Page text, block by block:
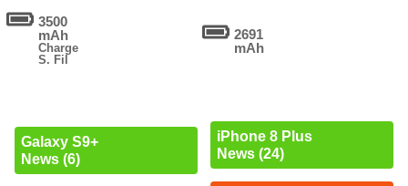
3500
mAh
Charge
S. Fil
Galaxy S9+
News (6)
2691
mAh
iPhone 8 Plus
News (24)